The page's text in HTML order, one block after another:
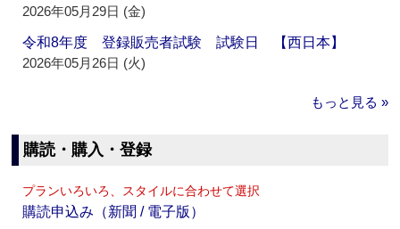
2026年05月29日 (金)
令和8年度 登録販売者試験 試験日 【西日本】
2026年05月26日 (火)
もっと見る »
購読・購入・登録
プランいろいろ、スタイルに合わせて選択
購読申込み（新聞 / 電子版）